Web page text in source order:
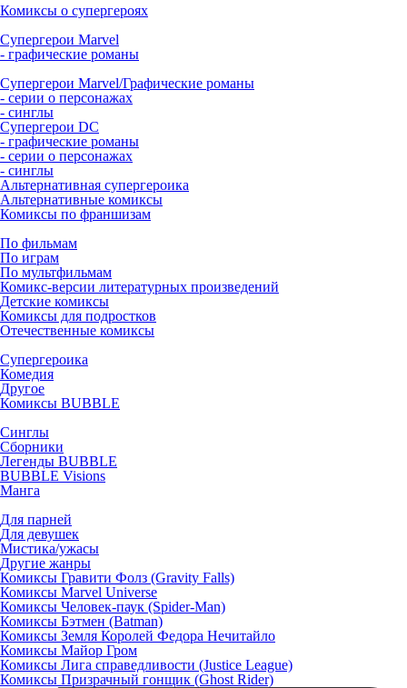
Комиксы о супергероях
Супергерои Marvel
- графические романы
Супергерои Marvel/Графические романы
- серии о персонажах
- синглы
Супергерои DC
- графические романы
- серии о персонажах
- синглы
Альтернативная супергероика
Альтернативные комиксы
Комиксы по франшизам
По фильмам
По играм
По мультфильмам
Комикс-версии литературных произведений
Детские комиксы
Комиксы для подростков
Отечественные комиксы
Супергероика
Комедия
Другое
Комиксы BUBBLE
Синглы
Сборники
Легенды BUBBLE
BUBBLE Visions
Манга
Для парней
Для девушек
Мистика/ужасы
Другие жанры
Комиксы Гравити Фолз (Gravity Falls)
Комиксы Marvel Universe
Комиксы Человек-паук (Spider-Man)
Комиксы Бэтмен (Batman)
Комиксы Земля Королей Федора Нечитайло
Комиксы Майор Гром
Комиксы Лига справедливости (Justice League)
Комиксы Призрачный гонщик (Ghost Rider)